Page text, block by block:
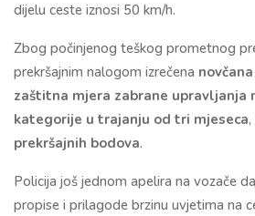
dijelu ceste iznosi 50 km/h.
Zbog počinjenog teškog prometnog
prekršajnim nalogom izrečena
zaštitna mjera zabrane upravljanja
kategorije u trajanju od tri mjeseca
prekršajnih bodova.
Policija još jednom apelira na vozače
propise i prilagode brzinu uvjetima na